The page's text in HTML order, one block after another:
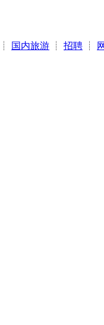
┊ 国内旅游 ┊ 招聘 ┊